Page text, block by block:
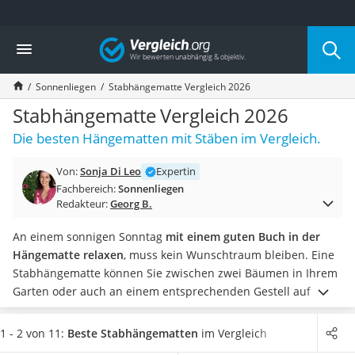
Die beliebtesten Vergleiche nach Kategorie
Baumarkt
Tresor feuerfest
Makita-Akku-Rasenmäher
Kappsäge
Smartes Türschloss
Akku-Rasentrimmer
Split-Klimaanlage 2 Innengeräte
Pelletofen
Tiefbrunnenpumpe
Fliesenschneider
Hochdruckreiniger
Doppelschleifer
Überwachungskamera
Benzinrasenmäher mit Elektrostart
Vergleich
Sonnenliegen Stabhängematte Vergleich 2026
Stabhängematte Vergleich 2026
Die besten Hängematten mit Stäben im Vergleich.
Von:Sonja Di Leo
Expertin
Fachbereich:Sonnenliegen
Redakteur:Georg B.
An einem sonnigen Sonntag mit einem guten Buch in der
Hängematte relaxen, muss kein Wunschtraum bleiben. Eine
Stabhängematte können Sie zwischen zwei Bäumen in Ihrem
Garten oder auch an einem entsprechenden Gestell auf dem
Balkon aufhängen. Wichtige Kriterien bei Online-Tests sind
diemaximale Belastbarkeit und die Größe der Liegefläche .
1 - 2 von 11: Beste Stabhängematten im Vergleich